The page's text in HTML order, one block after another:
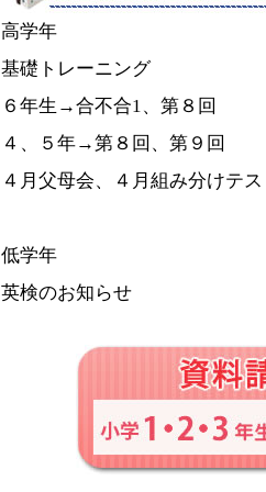
高学年
基礎トレーニング
６年生→合不合1、第８回
４、５年→第８回、第９回
４月父母会、４月組み分けテ
低学年
英検のお知らせ